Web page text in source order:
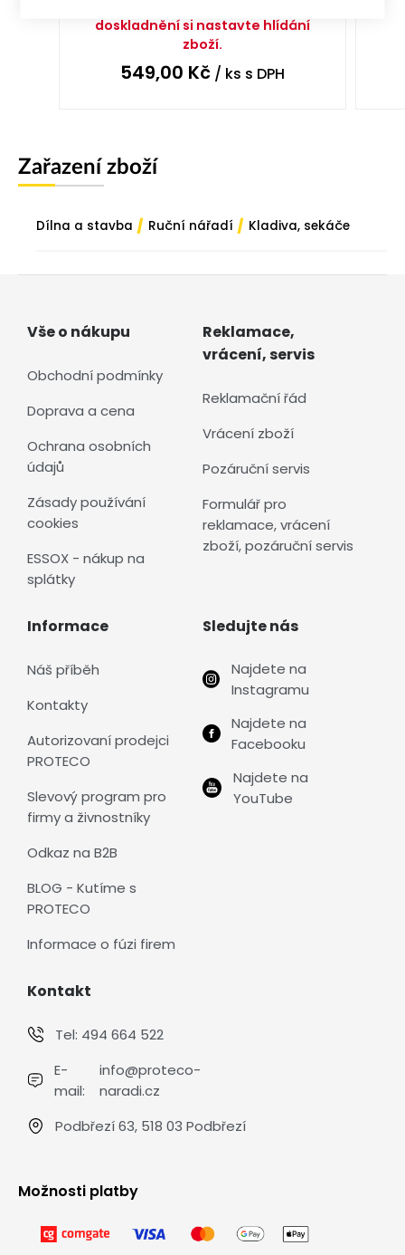
doskladnění si nastavte hlídání
zboží.
549,00 Kč / ks s DPH
Zařazení zboží
Dílna a stavba / Ruční nářadí / Kladiva, sekáče
Vše o nákupu
Obchodní podmínky
Doprava a cena
Ochrana osobních
údajů
Zásady používání
cookies
ESSOX - nákup na
splátky
Reklamace,
vrácení, servis
Reklamační řád
Vrácení zboží
Pozáruční servis
Formulář pro
reklamace, vrácení
zboží, pozáruční servis
Informace
Náš příběh
Kontakty
Autorizovaní prodejci
PROTECO
Slevový program pro
firmy a živnostníky
Odkaz na B2B
BLOG - Kutíme s
PROTECO
Informace o fúzi firem
Sledujte nás
Najdete na
Instagramu
Najdete na
Facebooku
Najdete na
YouTube
Kontakt
Tel: 494 664 522
E-
mail:
info@proteco-
naradi.cz
Podbřezí 63, 518 03 Podbřezí
Možnosti platby